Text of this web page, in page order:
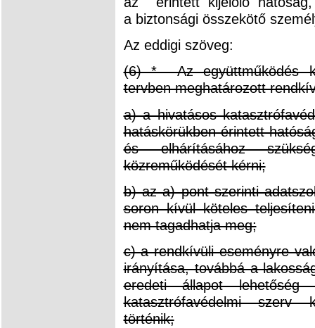
a biztonsági összekötő
Az eddigi szöveg:
(6) * Az együttműködés
tervben meghatározott
a) a hivatásos
hatáskörükben érintett
és elhárításához
közreműködését kérni;
b) az a) pont szerinti
soron kívül köteles
nem tagadhatja meg;
c) a rendkívüli eseményre
irányítása, továbbá a
eredeti állapot lehetőség
katasztrófavédelmi szerv
történik;